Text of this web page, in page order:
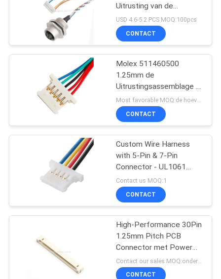
OFFERTE
SITEMAP
PRIVACYBELEID
Uitrusting van de
Douanedraad
USD 4.6-5.2 PCS MOQ:100pcs
CONTACT
Molex 511460500
1.25mm de
Uitrustingsassemblage 5
Speld ISO13485 van de
Hoogtekabel
CONTACT
Custom Wire Harness
with 5-Pin & 7-Pin
Connector - UL1061
28AWG
Contact us MOQ:1
CONTACT
High-Performance 30Pin
1.25mm Pitch PCB
Connector met Power
Transmission & Custom
Wire Harness
CONTACT